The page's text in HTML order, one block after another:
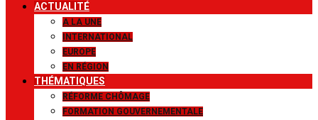
Magazine
ACTUALITÉ
A LA UNE
INTERNATIONAL
EUROPE
EN RÉGION
THÉMATIQUES
RÉFORME CHÔMAGE
FORMATION GOUVERNEMENTALE